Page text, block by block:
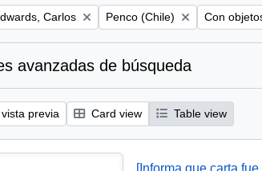
Carlos Remove filter:
Penco (Chile) Remove
Con
avanzadas de búsqueda
previa Card view Table view